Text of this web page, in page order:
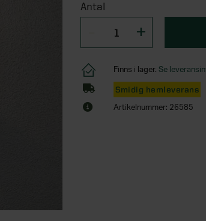
Antal
Finns i lager. Se
Smidig hemleverans
Artikelnummer: 26585